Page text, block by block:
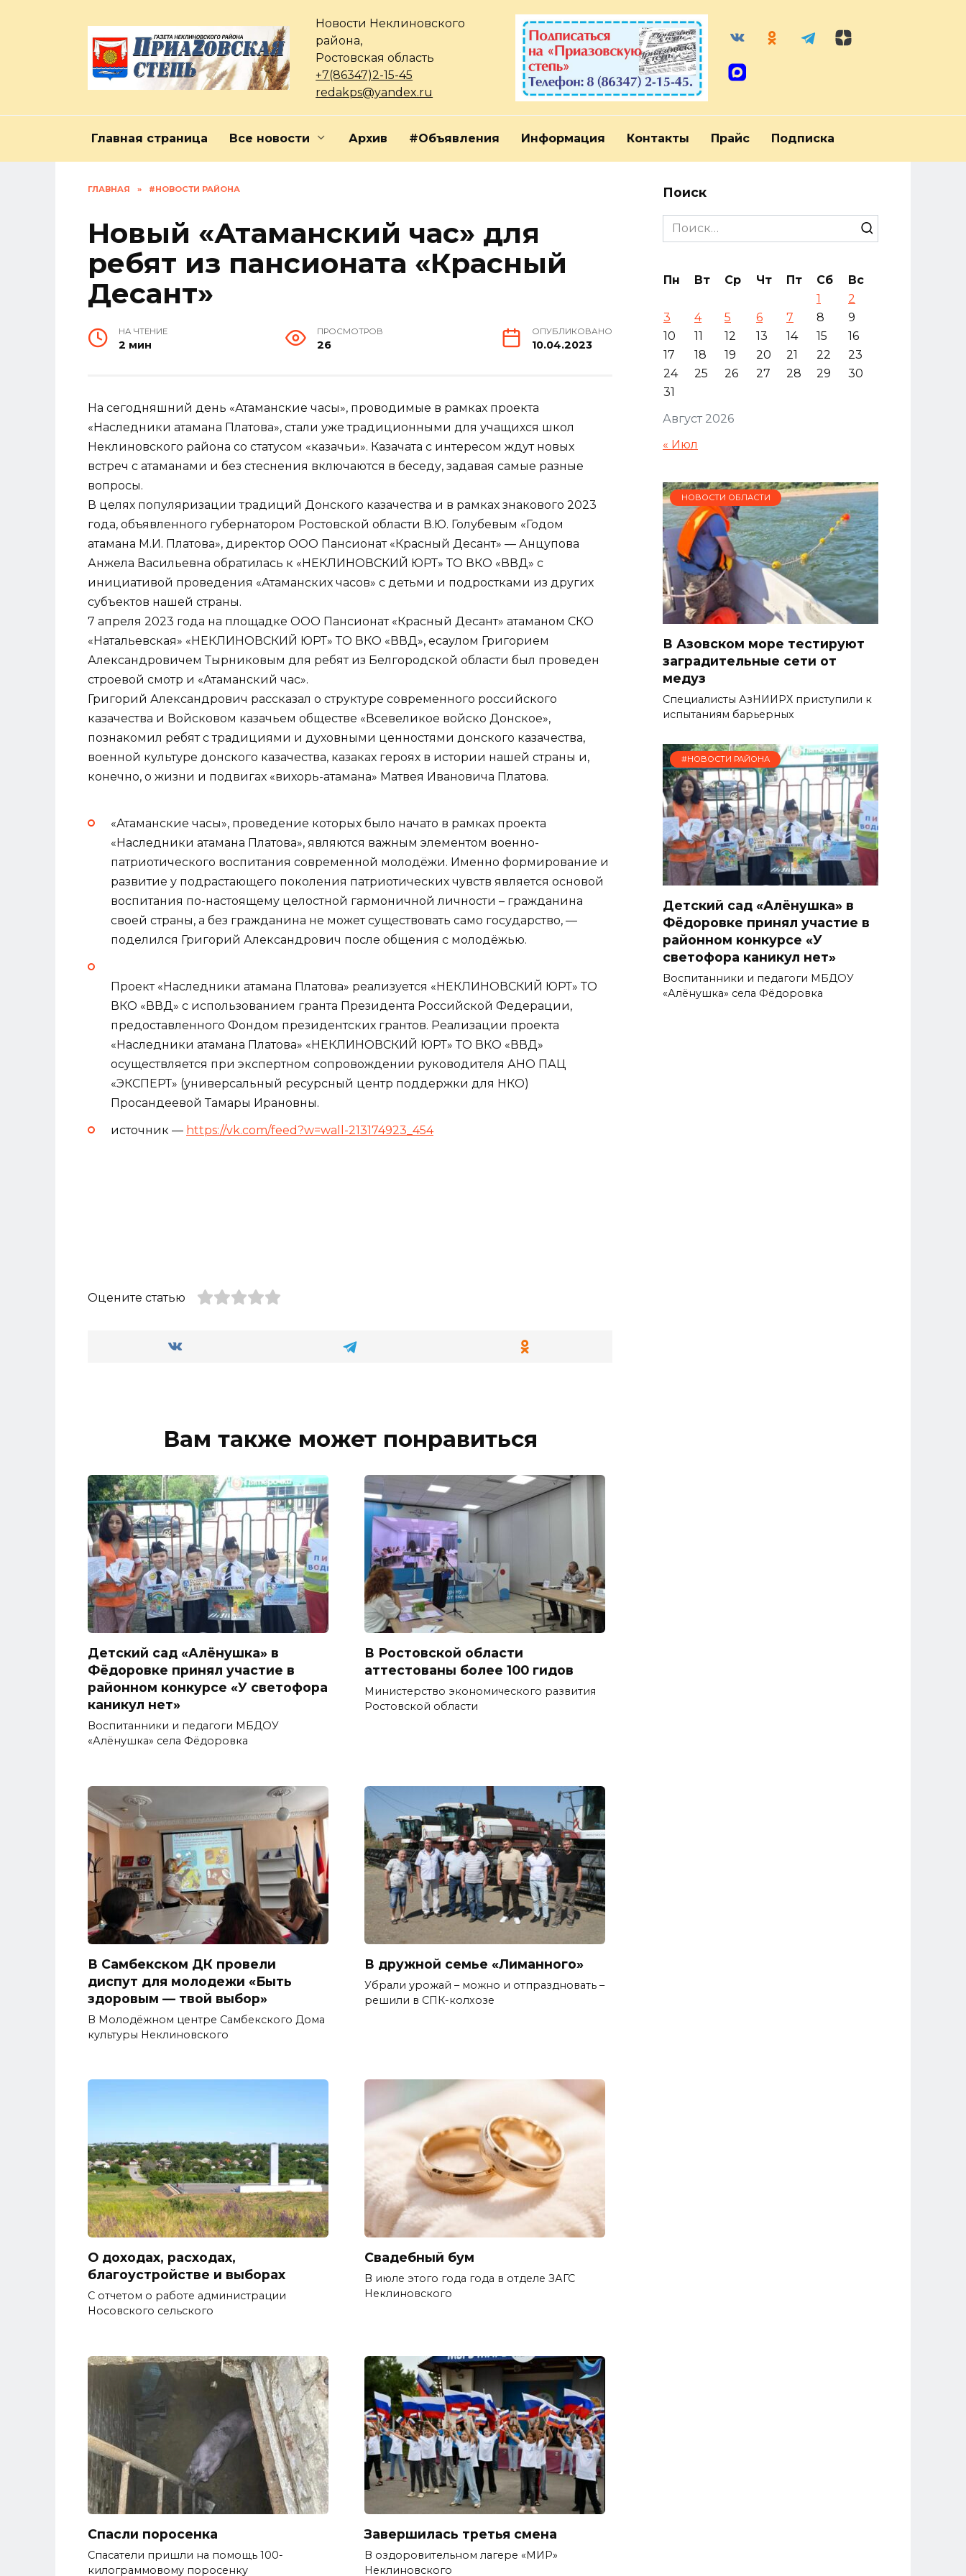
Новости Неклиновского
района,
Ростовская область
+7(86347)2-15-45
redakps@yandex.ru
Главная страница Все новости Архив #Объявления Информация Контакты Прайс Подписка
ГЛАВНАЯ » #НОВОСТИ РАЙОНА
Новый «Атаманский час» для
ребят из пансионата «Красный
Десант»
НА ЧТЕНИЕ
2 мин
ПРОСМОТРОВ
26
ОПУБЛИКОВАНО
10.04.2023
На сегодняшний день «Атаманские часы», проводимые в рамках проекта
«Наследники атамана Платова», стали уже традиционными для учащихся школ
Неклиновского района со статусом «казачьи». Казачата с интересом ждут новых
встреч с атаманами и без стеснения включаются в беседу, задавая самые разные
вопросы.
В целях популяризации традиций Донского казачества и в рамках знакового 2023
года, объявленного губернатором Ростовской области В.Ю. Голубевым «Годом
атамана М.И. Платова», директор ООО Пансионат «Красный Десант» — Анцупова
Анжела Васильевна обратилась к «НЕКЛИНОВСКИЙ ЮРТ» ТО ВКО «ВВД» с
инициативой проведения «Атаманских часов» с детьми и подростками из других
субъектов нашей страны.
7 апреля 2023 года на площадке ООО Пансионат «Красный Десант» атаманом СКО
«Натальевская» «НЕКЛИНОВСКИЙ ЮРТ» ТО ВКО «ВВД», есаулом Григорием
Александровичем Тырниковым для ребят из Белгородской области был проведен
строевой смотр и «Атаманский час».
Григорий Александрович рассказал о структуре современного российского
казачества и Войсковом казачьем обществе «Всевеликое войско Донское»,
познакомил ребят с традициями и духовными ценностями донского казачества,
военной культуре донского казачества, казаках героях в истории нашей страны и,
конечно, о жизни и подвигах «вихорь-атамана» Матвея Ивановича Платова.
«Атаманские часы», проведение которых было начато в рамках проекта
«Наследники атамана Платова», являются важным элементом военно-
патриотического воспитания современной молодёжи. Именно формирование и
развитие у подрастающего поколения патриотических чувств является основой
воспитания по-настоящему целостной гармоничной личности – гражданина
своей страны, а без гражданина не может существовать само государство, —
поделился Григорий Александрович после общения с молодёжью.
Проект «Наследники атамана Платова» реализуется «НЕКЛИНОВСКИЙ ЮРТ» ТО
ВКО «ВВД» с использованием гранта Президента Российской Федерации,
предоставленного Фондом президентских грантов. Реализации проекта
«Наследники атамана Платова» «НЕКЛИНОВСКИЙ ЮРТ» ТО ВКО «ВВД»
осуществляется при экспертном сопровождении руководителя АНО ПАЦ
«ЭКСПЕРТ» (универсальный ресурсный центр поддержки для НКО)
Просандеевой Тамары Ирановны.
источник — https://vk.com/feed?w=wall-213174923_454
Оцените статью
Вам также может понравиться
Детский сад «Алёнушка» в
Фёдоровке принял участие в
районном конкурсе «У светофора
каникул нет»
Воспитанники и педагоги МБДОУ
«Алёнушка» села Фёдоровка
В Ростовской области
аттестованы более 100 гидов
Министерство экономического развития
Ростовской области
В Самбекском ДК провели
диспут для молодежи «Быть
здоровым — твой выбор»
В Молодёжном центре Самбекского Дома
культуры Неклиновского
В дружной семье «Лиманного»
Убрали урожай – можно и отпраздновать –
решили в СПК-колхозе
О доходах, расходах,
благоустройстве и выборах
С отчетом о работе администрации
Носовского сельского
Свадебный бум
В июле этого года года в отделе ЗАГС
Неклиновского
Спасли поросенка
Спасатели пришли на помощь 100-
килограммовому поросенку
Завершилась третья смена
В оздоровительном лагере «МИР»
Неклиновского
Поиск
Search
for:
Август 2026
Пн Вт Ср Чт Пт Сб
Вс
1
2
3
4 5 6 7 8
9
10
11 12 13 14 15
16
17
18 19 20 21 22
23
24
25 26 27 28 29
30
31
« Июл
НОВОСТИ ОБЛАСТИ
В Азовском море тестируют
заградительные сети от
медуз
Специалисты АзНИИРХ приступили к
испытаниям барьерных
#НОВОСТИ РАЙОНА
Детский сад «Алёнушка» в
Фёдоровке принял участие в
районном конкурсе «У
светофора каникул нет»
Воспитанники и педагоги МБДОУ
«Алёнушка» села Фёдоровка